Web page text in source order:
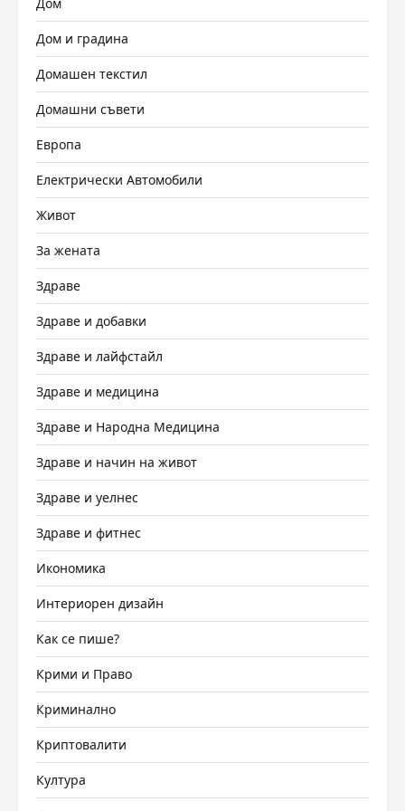
Дом и градина
Домашен текстил
Домашни съвети
Европа
Електрически Автомобили
Живот
За жената
Здраве
Здраве и добавки
Здраве и лайфстайл
Здраве и медицина
Здраве и Народна Медицина
Здраве и начин на живот
Здраве и уелнес
Здраве и фитнес
Икономика
Интериорен дизайн
Как се пише?
Крими и Право
Криминално
Криптовалити
Култура